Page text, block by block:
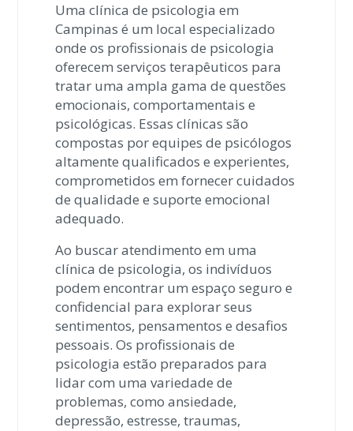
Uma clínica de psicologia em
Campinas é um local especializado
onde os profissionais de psicologia
oferecem serviços terapêuticos para
tratar uma ampla gama de questões
emocionais, comportamentais e
psicológicas. Essas clínicas são
compostas por equipes de psicólogos
altamente qualificados e experientes,
comprometidos em fornecer cuidados
de qualidade e suporte emocional
adequado.
Ao buscar atendimento em uma
clínica de psicologia, os indivíduos
podem encontrar um espaço seguro e
confidencial para explorar seus
sentimentos, pensamentos e desafios
pessoais. Os profissionais de
psicologia estão preparados para
lidar com uma variedade de
problemas, como ansiedade,
depressão, estresse, traumas,